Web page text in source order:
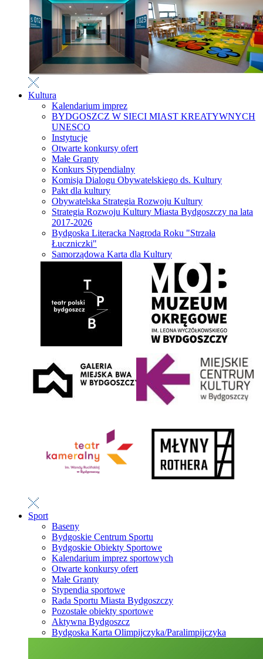
Kultura
Kalendarium imprez
BYDGOSZCZ W SIECI MIAST KREATYWNYCH
UNESCO
Instytucje
Otwarte konkursy ofert
Małe Granty
Konkurs Stypendialny
Komisja Dialogu Obywatelskiego ds. Kultury
Pakt dla kultury
Obywatelska Strategia Rozwoju Kultury
Strategia Rozwoju Kultury Miasta Bydgoszczy na lata
2017-2026
Bydgoska Literacka Nagroda Roku "Strzała
Łuczniczki"
Samorządowa Karta dla Kultury
Sport
Baseny
Bydgoskie Centrum Sportu
Bydgoskie Obiekty Sportowe
Kalendarium imprez sportowych
Otwarte konkursy ofert
Małe Granty
Stypendia sportowe
Rada Sportu Miasta Bydgoszczy
Pozostałe obiekty sportowe
Aktywna Bydgoszcz
Bydgoska Karta Olimpijczyka/Paralimpijczyka